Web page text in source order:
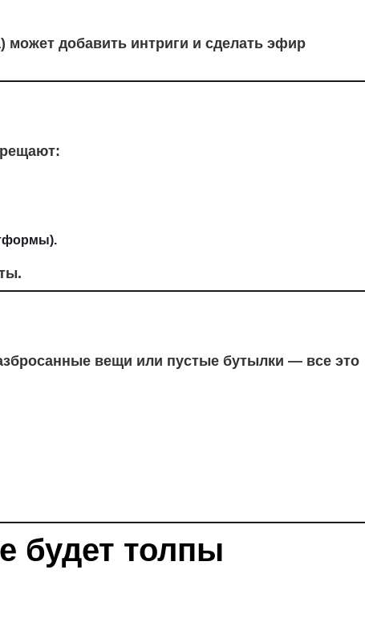
добавить интриги и сделать эфир
вещи или пустые бутылки — все это
будет толпы